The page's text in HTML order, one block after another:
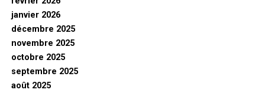
janvier 2026
décembre 2025
novembre 2025
octobre 2025
septembre 2025
août 2025